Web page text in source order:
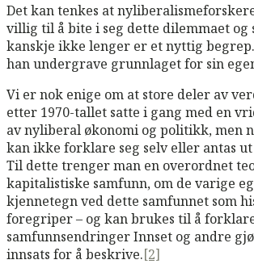
Det kan tenkes at
villig til å bite i seg dette dilemmaet og
kanskje ikke lenger er et nyttig
han undergrave grunnlaget for sin
Vi er nok enige om at store deler av
etter 1970-tallet satte i gang med en
av nyliberal økonomi og politikk, men
kan ikke forklare seg selv eller antas
Til dette trenger man en overordnet
kapitalistiske samfunn, om de varige
kjennetegn ved dette samfunnet som
foregriper – og kan brukes til å
samfunnsendringer Innset og andre
innsats for å beskrive.[2]